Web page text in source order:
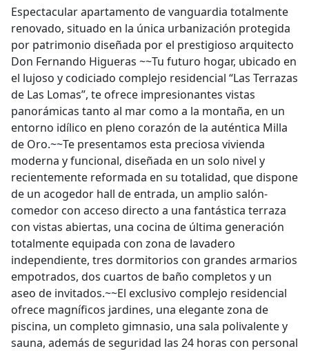
Espectacular apartamento de vanguardia totalmente
renovado, situado en la única urbanización protegida
por patrimonio diseñada por el prestigioso arquitecto
Don Fernando Higueras ~~Tu futuro hogar, ubicado en
el lujoso y codiciado complejo residencial “Las Terrazas
de Las Lomas”, te ofrece impresionantes vistas
panorámicas tanto al mar como a la montaña, en un
entorno idílico en pleno corazón de la auténtica Milla
de Oro.~~Te presentamos esta preciosa vivienda
moderna y funcional, diseñada en un solo nivel y
recientemente reformada en su totalidad, que dispone
de un acogedor hall de entrada, un amplio salón-
comedor con acceso directo a una fantástica terraza
con vistas abiertas, una cocina de última generación
totalmente equipada con zona de lavadero
independiente, tres dormitorios con grandes armarios
empotrados, dos cuartos de baño completos y un
aseo de invitados.~~El exclusivo complejo residencial
ofrece magníficos jardines, una elegante zona de
piscina, un completo gimnasio, una sala polivalente y
sauna, además de seguridad las 24 horas con personal